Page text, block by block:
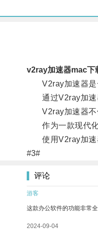
v2ray加速器mac下
V2ray加速器是一
通过V2ray加速器
V2ray加速器不仅
作为一款现代化
使用V2ray加速
#3#
评论
游客
这款办公软件的功能非常
2024-09-04